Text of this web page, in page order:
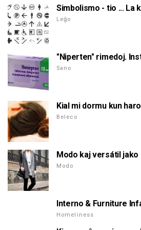
Simbolismo - tio ... La
Leĝo
"Niperten" rimedoj.
Sano
Kial mi dormu kun
Beleco
Modo kaj versátil jako
Modo
Interno & Furniture
Homeliness